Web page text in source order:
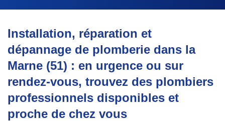
Installation, réparation et
dépannage de plomberie dans la
Marne (51) : en urgence ou sur
rendez-vous, trouvez des plombiers
professionnels disponibles et
proche de chez vous